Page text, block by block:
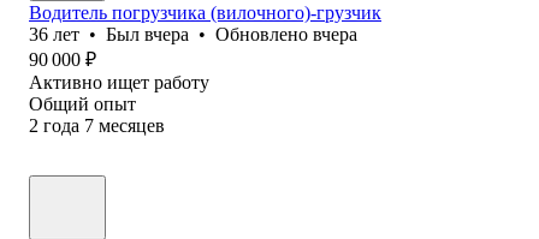
Водитель погрузчика (вилочного)-грузчик
36 лет • Был вчера • Обновлено вчера
90 000 ₽
Активно ищет работу
Общий опыт
2 года 7 месяцев